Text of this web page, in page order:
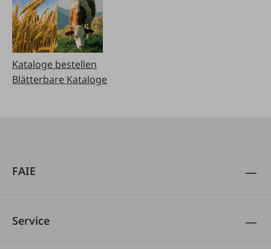
Kataloge bestellen
Blätterbare Kataloge
FAIE
Service